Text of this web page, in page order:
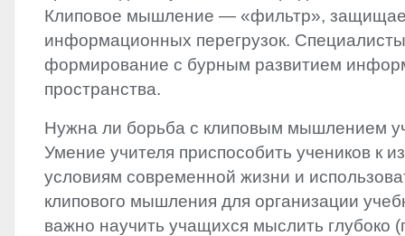
Клиповое мышление — «фильтр»,
информационных перегрузок.
формирование с бурным развитием
пространства.
Нужна ли борьба с клиповым мышлением
Умение учителя приспособить учеников к
условиям современной жизни и
клипового мышления для организации
важно научить учащихся мыслить глубоко